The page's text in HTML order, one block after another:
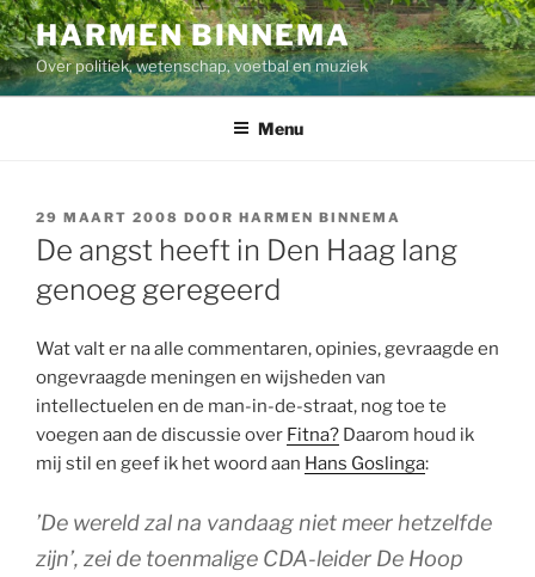
Ga
naar
de
inhoud
HARMEN BINNEMA
Over politiek, wetenschap, voetbal en muziek
Menu
GEPLAATST
OP
29 MAART 2008 DOOR HARMEN BINNEMA
De angst heeft in Den Haag lang
genoeg geregeerd
Wat valt er na alle commentaren, opinies, gevraagde en
ongevraagde meningen en wijsheden van
intellectuelen en de man-in-de-straat, nog toe te
voegen aan de discussie over Fitna? Daarom houd ik
mij stil en geef ik het woord aan Hans Goslinga:
’De wereld zal na vandaag niet meer hetzelfde
zijn’, zei de toenmalige CDA-leider De Hoop